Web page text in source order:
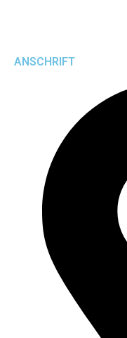
ANSCHRIFT